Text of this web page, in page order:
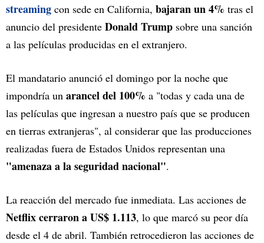
streaming con sede en California, bajaran un 4% tras el
anuncio del presidente Donald Trump sobre una sanción
a las películas producidas en el extranjero.
El mandatario anunció el domingo por la noche que
impondría un arancel del 100% a "todas y cada una de
las películas que ingresan a nuestro país que se producen
en tierras extranjeras", al considerar que las producciones
realizadas fuera de Estados Unidos representan una
"amenaza a la seguridad nacional".
La reacción del mercado fue inmediata. Las acciones de
Netflix cerraron a US$ 1.113, lo que marcó su peor día
desde el 4 de abril. También retrocedieron las acciones de